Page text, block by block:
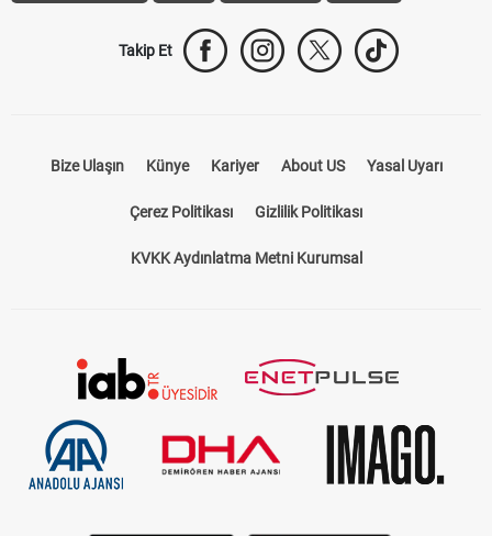
Canlı İzle iddaa Sonuçları Aktif Sayaç
Künye Kariyer About US
Çerez Politikası Gizlilik Politikası